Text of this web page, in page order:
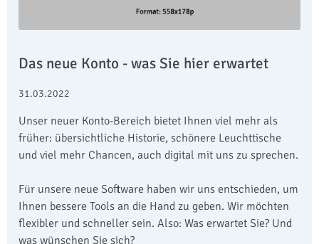
Das neue Konto - was Sie hier erwartet
31.03.2022
Unser neuer Konto-Bereich bietet Ihnen viel mehr als
früher: übersichtliche Historie, schönere Leuchttische
und viel mehr Chancen, auch digital mit uns zu sprechen.
Für unsere neue Software haben wir uns entschieden, um
Ihnen bessere Tools an die Hand zu geben. Wir möchten
flexibler und schneller sein. Also: Was erwartet Sie? Und
was wünschen Sie sich?